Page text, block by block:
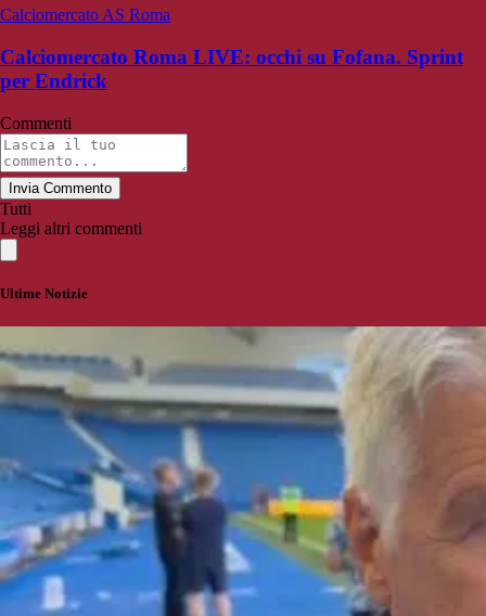
Calciomercato AS Roma
Calciomercato Roma LIVE: occhi su Fofana. Sprint
per Endrick
Commenti
Invia Commento
Tutti
Leggi altri commenti
Ultime Notizie